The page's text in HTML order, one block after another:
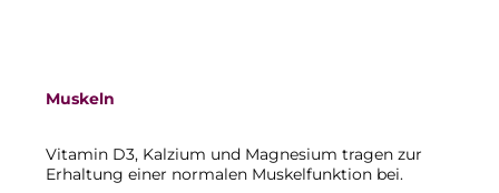
Muskeln
Vitamin D3, Kalzium und Magnesium tragen zur
Erhaltung einer normalen Muskelfunktion bei.